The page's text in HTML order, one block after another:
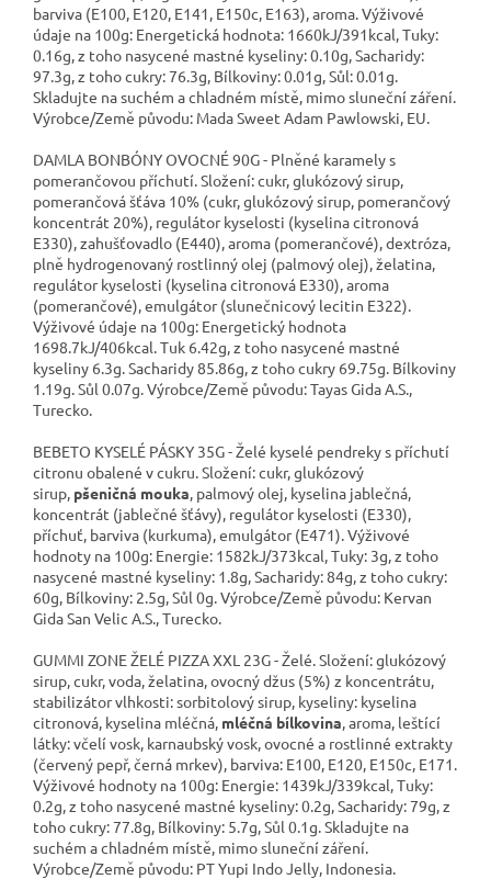
barviva (E100, E120, E141, E150c, E163), aroma. Výživové
údaje na 100g: Energetická hodnota: 1660kJ/391kcal, Tuky:
0.16g, z toho nasycené mastné kyseliny: 0.10g, Sacharidy:
97.3g, z toho cukry: 76.3g, Bílkoviny: 0.01g, Sůl: 0.01g.
Skladujte na suchém a chladném místě, mimo sluneční záření.
Výrobce/Země původu: Mada Sweet Adam Pawlowski, EU.
DAMLA BONBÓNY OVOCNÉ 90G - Plněné karamely s
pomerančovou příchutí. Složení: cukr, glukózový sirup,
pomerančová šťáva 10% (cukr, glukózový sirup, pomerančový
koncentrát 20%), regulátor kyselosti (kyselina citronová
E330), zahušťovadlo (E440), aroma (pomerančové), dextróza,
plně hydrogenovaný rostlinný olej (palmový olej), želatina,
regulátor kyselosti (kyselina citronová E330), aroma
(pomerančové), emulgátor (slunečnicový lecitin E322).
Výživové údaje na 100g: Energetický hodnota
1698.7kJ/406kcal. Tuk 6.42g, z toho nasycené mastné
kyseliny 6.3g. Sacharidy 85.86g, z toho cukry 69.75g. Bílkoviny
1.19g. Sůl 0.07g. Výrobce/Země původu: Tayas Gida A.S.,
Turecko.
BEBETO KYSELÉ PÁSKY 35G - Želé kyselé pendreky s příchutí
citronu obalené v cukru. Složení: cukr, glukózový
sirup, pšeničná mouka, palmový olej, kyselina jablečná,
koncentrát (jablečné šťávy), regulátor kyselosti (E330),
příchuť, barviva (kurkuma), emulgátor (E471). Výživové
hodnoty na 100g: Energie: 1582kJ/373kcal, Tuky: 3g, z toho
nasycené mastné kyseliny: 1.8g, Sacharidy: 84g, z toho cukry:
60g, Bílkoviny: 2.5g, Sůl 0g. Výrobce/Země původu: Kervan
Gida San Velic A.S., Turecko.
GUMMI ZONE ŽELÉ PIZZA XXL 23G - Želé. Složení: glukózový
sirup, cukr, voda, želatina, ovocný džus (5%) z koncentrátu,
stabilizátor vlhkosti: sorbitolový sirup, kyseliny: kyselina
citronová, kyselina mléčná, mléčná bílkovina, aroma, leštící
látky: včelí vosk, karnaubský vosk, ovocné a rostlinné extrakty
(červený pepř, černá mrkev), barviva: E100, E120, E150c, E171.
Výživové hodnoty na 100g: Energie: 1439kJ/339kcal, Tuky:
0.2g, z toho nasycené mastné kyseliny: 0.2g, Sacharidy: 79g, z
toho cukry: 77.8g, Bílkoviny: 5.7g, Sůl 0.1g. Skladujte na
suchém a chladném místě, mimo sluneční záření.
Výrobce/Země původu: PT Yupi Indo Jelly, Indonesia.